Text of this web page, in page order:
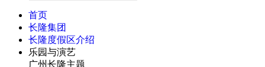
首页
长隆集团
长隆度假区介绍
乐园与演艺
广州长隆主题